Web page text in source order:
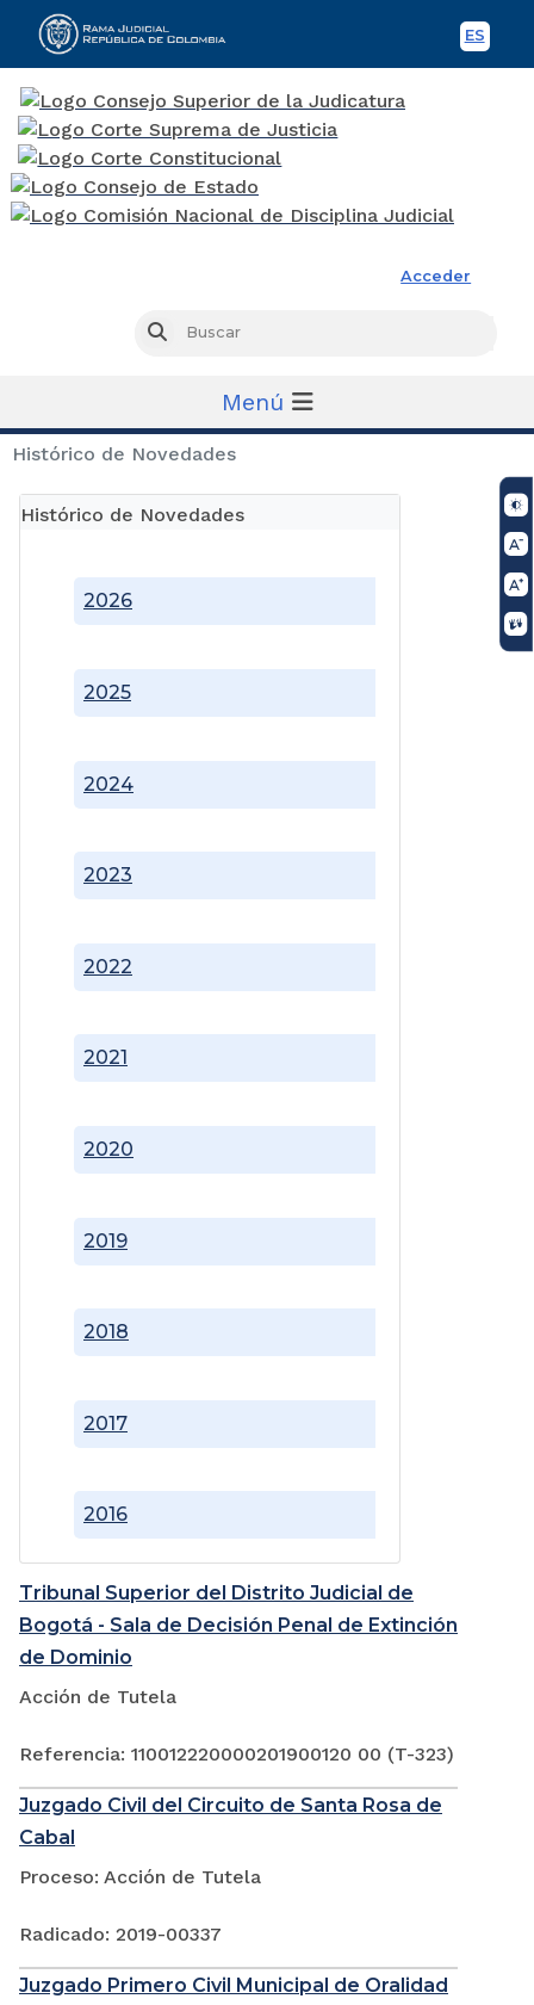
ES
Acceder
Buscar
Menú
Histórico de Novedades
Histórico de Novedades
2016
2017
2018
2019
2020
2021
2022
2023
2024
2025
2026
Tribunal Superior del Distrito Judicial de
Bogotá - Sala de Decisión Penal de Extinción
de Dominio
Acción de Tutela
Referencia: 110012220000201900120 00 (T-323)
Juzgado Civil del Circuito de Santa Rosa de
Cabal
Proceso: Acción de Tutela
Radicado: 2019-00337
Juzgado Primero Civil Municipal de Oralidad